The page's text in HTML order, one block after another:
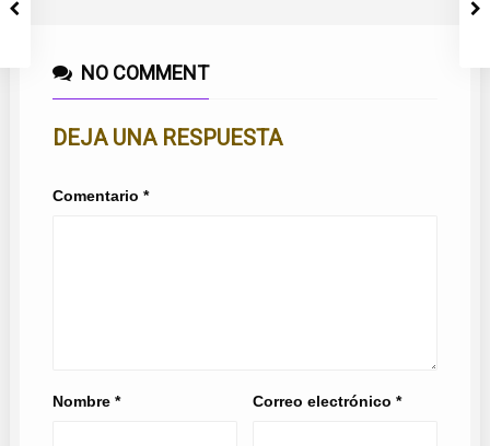
NO COMMENT
DEJA UNA RESPUESTA
Comentario *
Nombre * Correo electrónico*